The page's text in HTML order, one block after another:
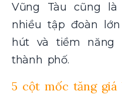
Vũng Tàu cũng
nhiều tập đoàn
hút và tiềm năng
thành phố.
5 cột mốc tăng giá